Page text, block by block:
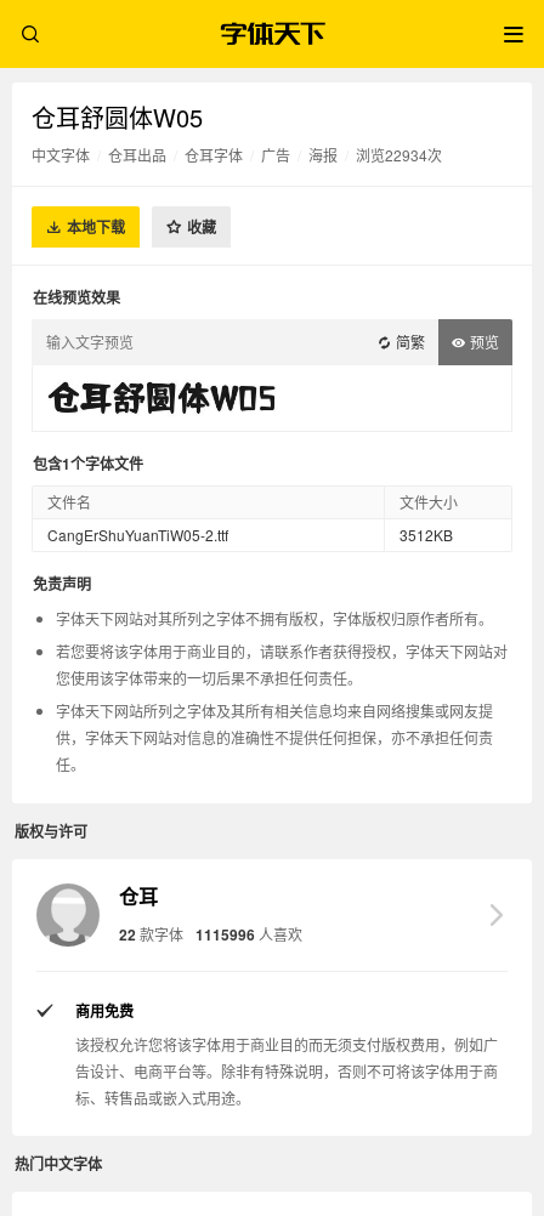
仓耳舒圆体W05
中文字体 仓耳出品 仓耳字体 广告 海报 浏览22934次
本地下载 收藏
在线预览效果
简繁 预览
包含1个字体文件
文件名
文件大小
CangErShuYuanTiW05-2.ttf
3512KB
免责声明
字体天下网站对其所列之字体不拥有版权，字体版权归原作者所有。
若您要将该字体用于商业目的，请联系作者获得授权，字体天下网站对
您使用该字体带来的一切后果不承担任何责任。
字体天下网站所列之字体及其所有相关信息均来自网络搜集或网友提
供，字体天下网站对信息的准确性不提供任何担保，亦不承担任何责
任。
版权与许可
仓耳
22款字体 1115996 人喜欢
商用免费
该授权允许您将该字体用于商业目的而无须支付版权费用，例如广
告设计、电商平台等。除非有特殊说明，否则不可将该字体用于商
标、转售品或嵌入式用途。
热门中文字体